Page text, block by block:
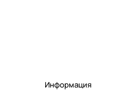
Информация